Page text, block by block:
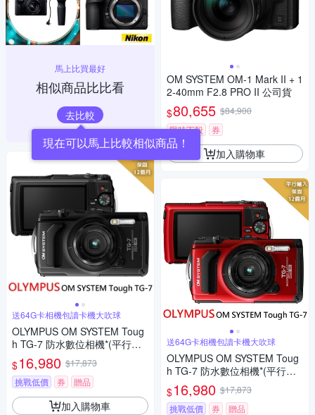
馬上比買最好
相似商品比比看
去比較
現在可以馬上比較相似商品！
送64G卡相機包讀卡機大吹球
OLYMPUS OM SYSTEM Toug
h TG-7 防水數位相機*(平行輸
入)-黑
$16,980 $17,873
挑戰低價
券 贈品
加入購物車
OM SYSTEM OM-1 Mark II + 1
2-40mm F2.8 PRO II 公司貨
$80,655 $84,900
限時下殺
券
加入購物車
送64G卡相機包讀卡機大吹球
OLYMPUS OM SYSTEM Toug
h TG-7 防水數位相機*(平行輸
入)-紅
$16,980 $17,873
挑戰低價
券 贈品